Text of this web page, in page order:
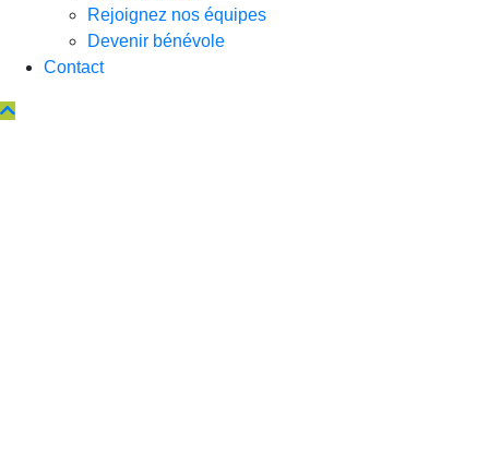
Rejoignez nos équipes
Devenir bénévole
Contact